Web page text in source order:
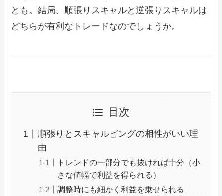
とも。結局、順張りスキャルと逆張りスキャルは
どちらが有利なトレードなのでしょうか。
目次
順張りとスキャルピングの相性がいい理
由
トレンドの一部分でも抜ければ十分（小
さな値幅で利益を得られる）
調整時にも細かく利益を乗せられる